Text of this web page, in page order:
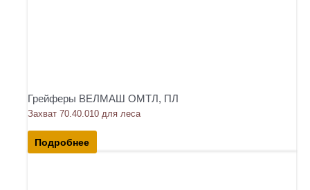
Грейферы ВЕЛМАШ ОМТЛ, ПЛ
Захват 70.40.010 для леса
Подробнее